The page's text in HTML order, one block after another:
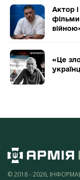
Актор
фільми
«Це
© 2018 - 2026,